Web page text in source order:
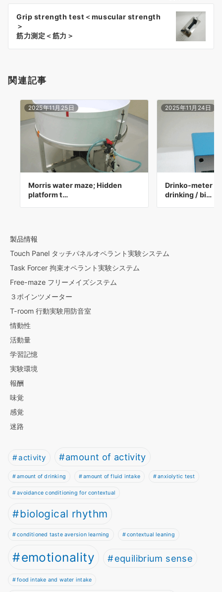
ン
Grip strength test＜muscular strength
＞
筋力測定＜筋力＞
関連記事
2025年11月25日
Morris water maze; Hidden
platform t…
2025年11月24日
Drinko-meter＜
drinking / bi…
製品情報
Touch Panel タッチパネルオペラント実験システム
Task Forcer 拘束オペラント実験システム
Free-maze フリーメイズシステム
３ポインツメーター
T-room 行動実験用防音室
情動性
活動量
学習記憶
実験環境
報酬
味覚
感覚
迷路
activity amount of activity
amount of drinking amount of fluid intake anxiolytic test
avoidance conditioning for contextual
biological rhythm
conditioned taste aversion learning contextual leaning
emotionality equilibrium sense
food intake and water intake